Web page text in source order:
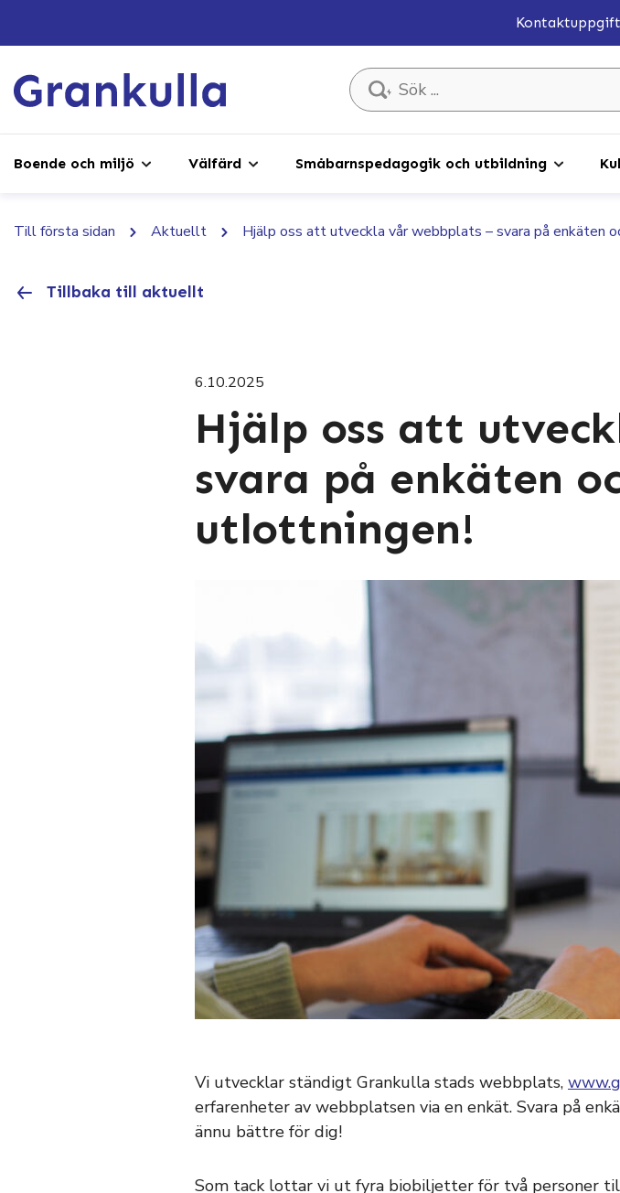
Sök ...
Boende och miljö Välfärd Småbarnspedagogik och utbildning
Till första sidan Aktuellt Hjälp oss att utveckla vår webbplats – svara på enkäten
Tillbaka till aktuellt
6.10.2025
Hjälp oss att
svara på enkäten
utlottningen!
Vi utvecklar ständigt Grankulla stads webbplats,
erfarenheter av webbplatsen via en enkät. Svara på
ännu bättre för dig!
Som tack lottar vi ut fyra biobiljetter för två personer